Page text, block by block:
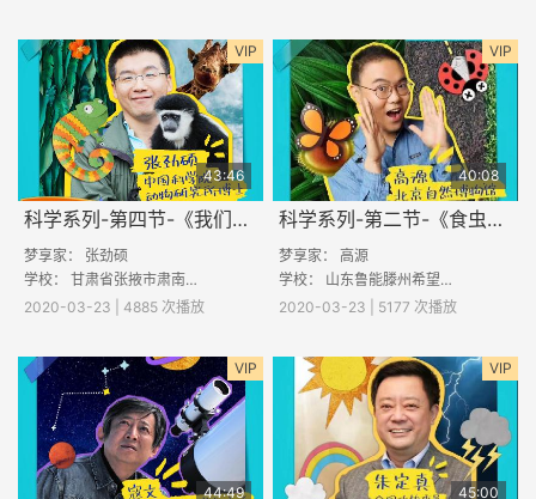
VIP
43:46
科学系列-第四节-《我们弄错了的动物知识》
梦享家： 张劲硕
学校： 甘肃省张掖市肃南县大泉沟中心小学 河南省安阳市滑县大寨乡小田小学 甘肃省定西市陇西县文峰镇仙源小学 山西省吕梁市中阳县暖泉镇
2020-03-23 | 4885 次播放
VIP
40:08
科学系列-第二节-《食虫植物大咖秀》
梦享家： 高源
学校： 山东鲁能滕州希望小学 河南省新蔡县龙口镇博贤实验学校 湖南省邵阳县长阳铺镇石湾小学 河南省商丘市虞城县贾寨镇万庄小学 河南省开封
2020-03-23 | 5177 次播放
VIP
44:49
VIP
45:00